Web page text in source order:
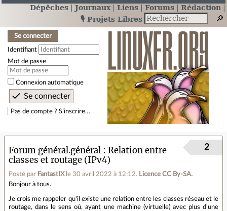
Dépêches Journaux Liens Forums
Rédaction
🎙️ Projets Libres
Se connecter
Identifiant
Mot de passe
Connexion automatique
Pas de compte ? S’inscrire…
Forum général.général
Relation entre
classes et routage (IPv4)
Posté par FantastIX le 30 avril 2022 à 12:12. Licence CC By‑SA.
2
Bonjour à tous.
Je crois me rappeler qu'il existe une relation entre les classes réseau et le
routage, dans le sens où, ayant une machine (virtuelle) avec plus d'une